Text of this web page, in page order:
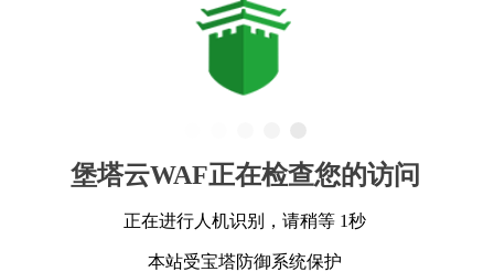
堡塔云WAF正在检查您的访问
正在进行人机识别，请稍等 1秒
本站受宝塔防御系统保护